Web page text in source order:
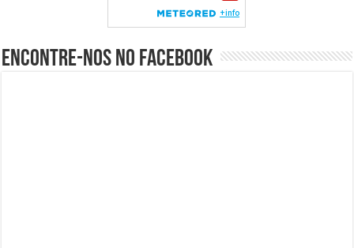
Encontre-nos no Facebook